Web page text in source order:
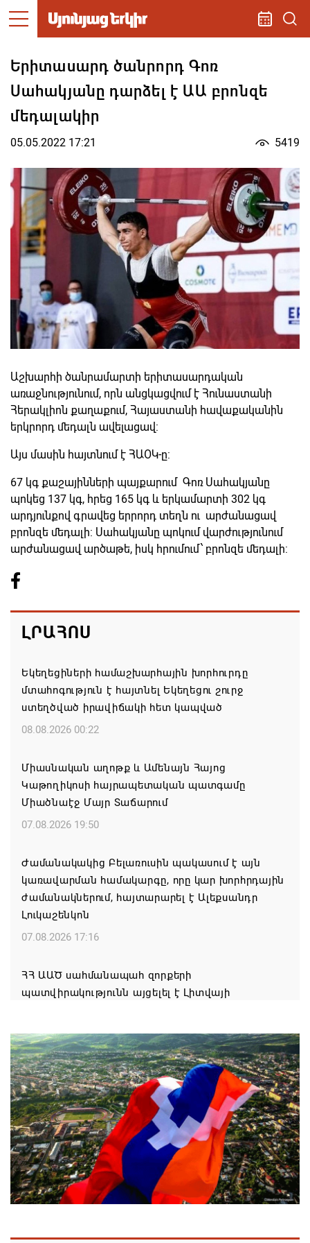
Երիտասարդ ծանրորդ Գոռ
Սահակյանը դարձել է ԱԱ բրոնզե
մեդալակիր
05.05.2022 17:21 5419
Աշխարհի ծանրամարտի երիտասարդական
առաջնությունում, որն անցկացվում է Հունաստանի
Հերակլիոն քաղաքում, Հայաստանի հավաքականին
երկրորդ մեդալն ավելացավ:
Այս մասին հայտնում է ՀԱՕԿ-ը:
67 կգ քաշայինների պայքարում Գոռ Սահակյանը
պոկեց 137 կգ, հրեց 165 կգ և երկամարտի 302 կգ
արդյունքով գրավեց երրորդ տեղն ու արժանացավ
բրոնզե մեդալի: Սահակյանը պոկում վարժությունում
արժանացավ արծաթե, իսկ հրումում՝ բրոնզե մեդալի:
ԼՐԱՀՈՍ
Եկեղեցիների համաշխարհային խորհուրդը
մտահոգություն է հայտնել Եկեղեցու շուրջ
ստեղծված իրավիճակի հետ կապված
08.08.2026 00:22
Միասնական աղոթք և Ամենայն Հայոց
Կաթողիկոսի հայրապետական պատգամը
Միածնաէջ Մայր Տաճարում
07.08.2026 19:50
Ժամանակակից Բելառուսին պակասում է այն
կառավարման համակարգը, որը կար խորհրդային
ժամանակներում, հայտարարել է Ալեքսանդր
Լուկաշենկոն
07.08.2026 17:16
ՀՀ ԱԱԾ սահմանապահ զորքերի
պատվիրակությունն այցելել է Լիտվայի
07.08.2026 16:57
Գարեգին Բ-ի և եպիսկոպոսների գործով
դատավորն ինքնաբացարկ է հայտնել
07.08.2026 16:55
Թուրքիան, Սաուդյան Արաբիան և Պակիստանը
ռազմական դաշինք ստեղծելու մասին
համաձայնագիր են ստորագրել
07.08.2026 16:43